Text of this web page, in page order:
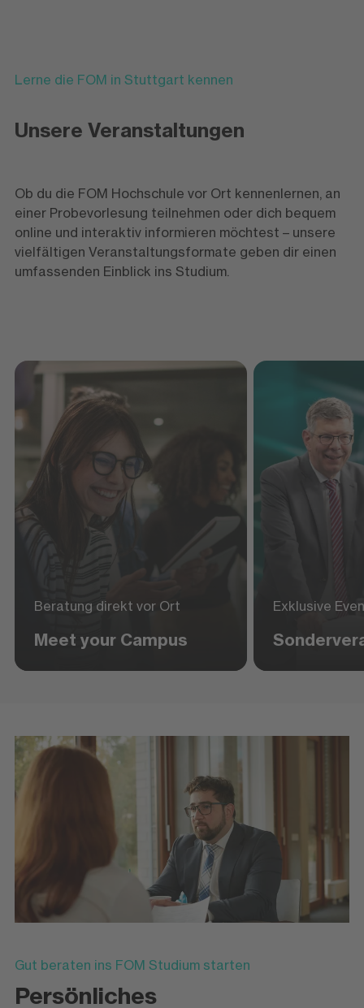
Lerne die FOM in Stuttgart kennen
Unsere Veranstaltungen
Ob du die FOM Hochschule vor Ort kennenlernen, an
einer Probevorlesung teilnehmen oder dich bequem
online und interaktiv informieren möchtest – unsere
vielfältigen Veranstaltungsformate geben dir einen
umfassenden Einblick ins Studium.
Beratung direkt vor Ort
Meet your Campus
Exklusive
Gut beraten ins FOM Studium starten
Persönliches